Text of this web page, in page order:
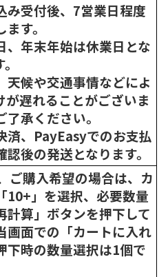
み受付後、7営業日程度
す。
年末年始は休業日とな
候や交通事情などによ
が遅れることがございま
承ください。
、PayEasyでのお支払
後の発送となります。
ご購入希望の場合は、カ
10+」を選択、必要数量
計算」ボタンを押下して
画面での「カートに入れ
下時の数量選択は1個で